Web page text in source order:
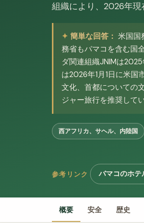
組織により、2026年現
簡単な回答： 米国国
務省もバマコを含む国
ダ関連組織JNIMは
は2026年1月1日に米国
文化、首都についての
ジャー旅行を推奨して
西アフリカ、サヘル、内陸国
参考リンク バマコのホテ
概要 安全 歴史